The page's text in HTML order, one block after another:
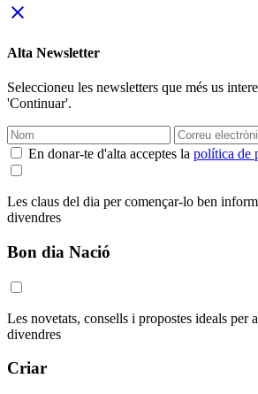
close
Alta Newsletter
Seleccioneu les newsletters que més us
'Continuar'.
En donar-te d'alta acceptes la política de
Les claus del dia per començar-lo ben
divendres
Bon dia Nació
Les novetats, consells i propostes ideals per
divendres
Criar